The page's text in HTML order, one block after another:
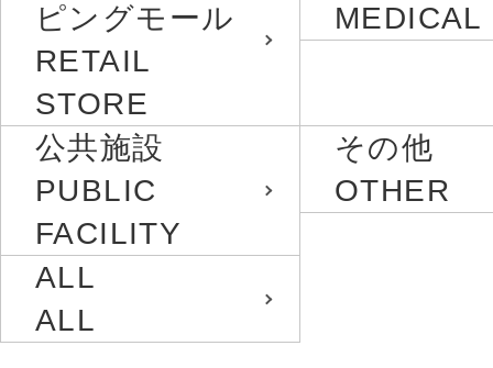
ピングモール
RETAIL
STORE
MEDICAL
公共施設
PUBLIC
FACILITY
その他
OTHER
ALL
ALL